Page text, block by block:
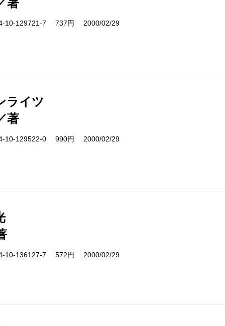
著
10-129721-7 737円 2000/02/29
ライツ
著
10-129522-0 990円 2000/02/29
10-136127-7 572円 2000/02/29